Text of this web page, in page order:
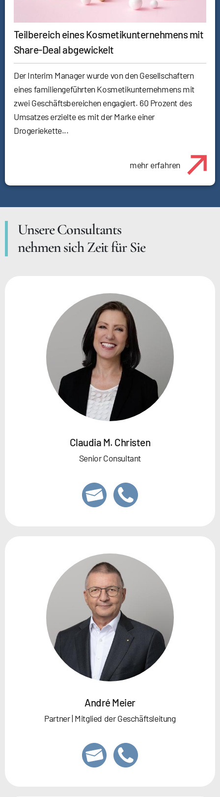
Teilbereich eines Kosmetikunternehmens mit
Share-Deal abgewickelt
Der Interim Manager wurde von den Gesellschaftern
eines familiengeführten Kosmetikunternehmens mit
zwei Geschäftsbereichen engagiert. 60 Prozent des
Umsatzes erzielte es mit der Marke einer
Drogeriekette...
mehr erfahren
Unsere Consultants
nehmen sich Zeit für Sie
Claudia M. Christen
Senior Consultant
André Meier
Partner | Mitglied der Geschäftsleitung